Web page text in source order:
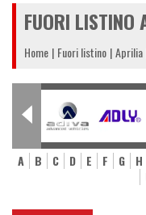
FUORI LISTINO
Home Fuori listino Aprilia
A B C D E F G H